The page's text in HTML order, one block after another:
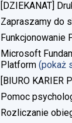
[DZIEKANAT]
Zapraszamy do
Funkcjonowanie
Microsoft
Platform (pokaż
[BIURO KARIER
Pomoc
Rozliczanie